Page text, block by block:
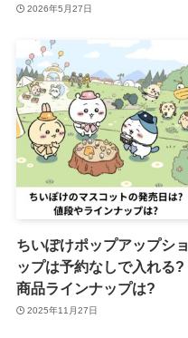
2026年5月27日
ちいぽけポップアップショ
ップは予約なしで入れる?
商品ラインナップは?
2025年11月27日